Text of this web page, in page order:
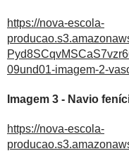
https://nova-escola-
09und01-imagem-2-
Imagem 3 - Navio
https://nova-escola-